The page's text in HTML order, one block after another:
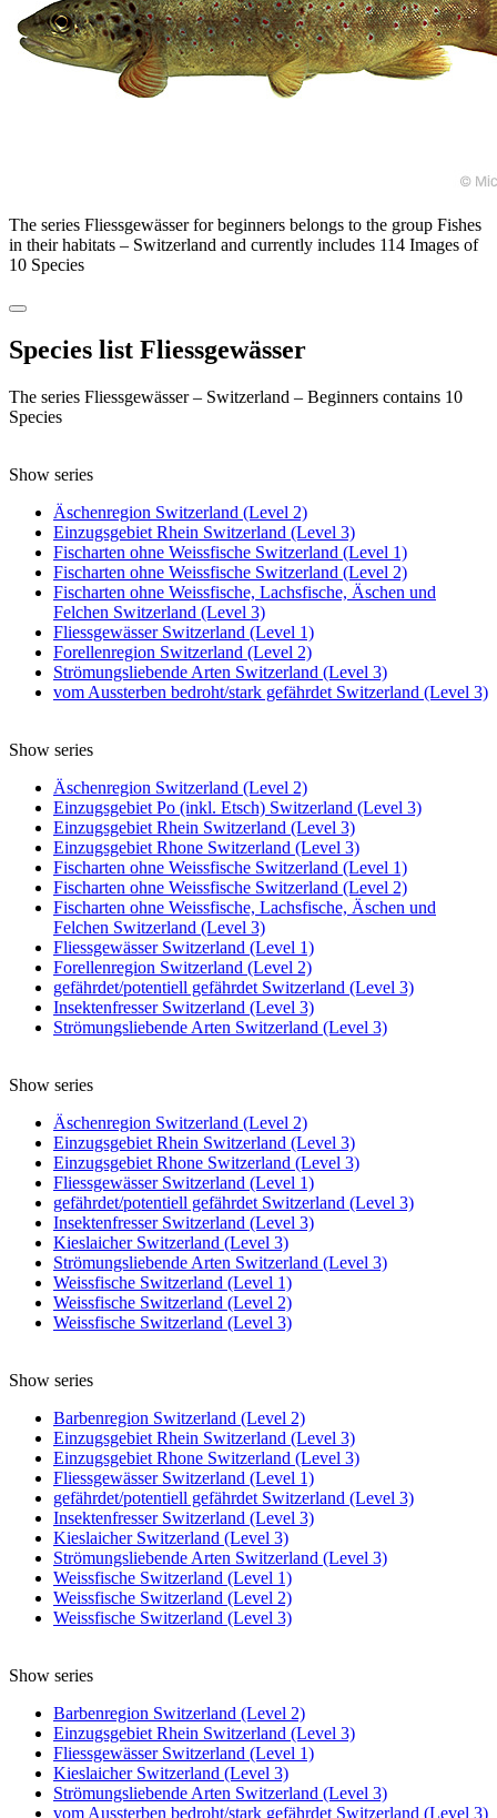
The series Fliessgewässer for beginners belongs to the group Fishes
in their habitats – Switzerland and currently includes 114 Images of
10 Species
Species list Fliessgewässer
The series Fliessgewässer – Switzerland – Beginners contains 10
Species
Show series
Äschenregion Switzerland (Level 2)
Einzugsgebiet Rhein Switzerland (Level 3)
Fischarten ohne Weissfische Switzerland (Level 1)
Fischarten ohne Weissfische Switzerland (Level 2)
Fischarten ohne Weissfische, Lachsfische, Äschen und
Felchen Switzerland (Level 3)
Fliessgewässer Switzerland (Level 1)
Forellenregion Switzerland (Level 2)
Strömungsliebende Arten Switzerland (Level 3)
vom Aussterben bedroht/stark gefährdet Switzerland (Level 3)
Show series
Äschenregion Switzerland (Level 2)
Einzugsgebiet Po (inkl. Etsch) Switzerland (Level 3)
Einzugsgebiet Rhein Switzerland (Level 3)
Einzugsgebiet Rhone Switzerland (Level 3)
Fischarten ohne Weissfische Switzerland (Level 1)
Fischarten ohne Weissfische Switzerland (Level 2)
Fischarten ohne Weissfische, Lachsfische, Äschen und
Felchen Switzerland (Level 3)
Fliessgewässer Switzerland (Level 1)
Forellenregion Switzerland (Level 2)
gefährdet/potentiell gefährdet Switzerland (Level 3)
Insektenfresser Switzerland (Level 3)
Strömungsliebende Arten Switzerland (Level 3)
Show series
Äschenregion Switzerland (Level 2)
Einzugsgebiet Rhein Switzerland (Level 3)
Einzugsgebiet Rhone Switzerland (Level 3)
Fliessgewässer Switzerland (Level 1)
gefährdet/potentiell gefährdet Switzerland (Level 3)
Insektenfresser Switzerland (Level 3)
Kieslaicher Switzerland (Level 3)
Strömungsliebende Arten Switzerland (Level 3)
Weissfische Switzerland (Level 1)
Weissfische Switzerland (Level 2)
Weissfische Switzerland (Level 3)
Show series
Barbenregion Switzerland (Level 2)
Einzugsgebiet Rhein Switzerland (Level 3)
Einzugsgebiet Rhone Switzerland (Level 3)
Fliessgewässer Switzerland (Level 1)
gefährdet/potentiell gefährdet Switzerland (Level 3)
Insektenfresser Switzerland (Level 3)
Kieslaicher Switzerland (Level 3)
Strömungsliebende Arten Switzerland (Level 3)
Weissfische Switzerland (Level 1)
Weissfische Switzerland (Level 2)
Weissfische Switzerland (Level 3)
Show series
Barbenregion Switzerland (Level 2)
Einzugsgebiet Rhein Switzerland (Level 3)
Fliessgewässer Switzerland (Level 1)
Kieslaicher Switzerland (Level 3)
Strömungsliebende Arten Switzerland (Level 3)
vom Aussterben bedroht/stark gefährdet Switzerland (Level 3)